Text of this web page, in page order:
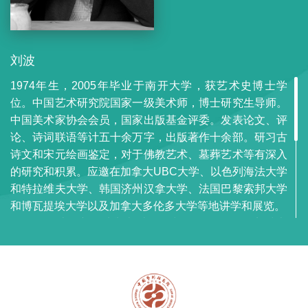
刘波
1974年生，2005年毕业于南开大学，获艺术史博士学
位。中国艺术研究院国家一级美术师，博士研究生导师。
中国美术家协会会员，国家出版基金评委。发表论文、评
论、诗词联语等计五十余万字，出版著作十余部。研习古
诗文和宋元绘画鉴定，对于佛教艺术、墓葬艺术等有深入
的研究和积累。应邀在加拿大UBC大学、以色列海法大学
和特拉维夫大学、韩国济州汉拿大学、法国巴黎索邦大学
和博瓦提埃大学以及加拿大多伦多大学等地讲学和展览。
二十五周年“杰出作者”。2017年10月，由文化部中外文化
交流中心主办，受柏林、哥本哈根、海牙三地中国文化中